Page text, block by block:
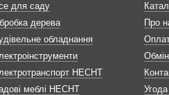
для саду
дерева
обладнання
HECHT
меблі HECHT
Про